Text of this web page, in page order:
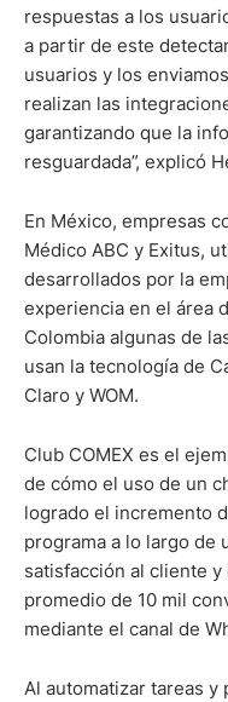
respuestas a los
a partir de este
usuarios y los
realizan las
garantizando que la
resguardada”, explicó
En México, empresas
Médico ABC y Exitus,
desarrollados por la
experiencia en el área
Colombia algunas de
usan la tecnología de
Claro y WOM.
Club COMEX es el
de cómo el uso de un
logrado el incremento
programa a lo largo de
satisfacción al cliente
promedio de 10 mil
mediante el canal de
Al automatizar tareas